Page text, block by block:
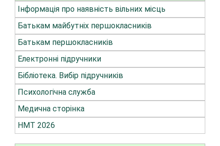
Інформація про наявність вільних місць
Батькам майбутніх першокласників
Батькам першокласників
Електронні підручники
Бібліотека. Вибір підручників
Психологічна служба
Медична сторінка
НМТ 2026